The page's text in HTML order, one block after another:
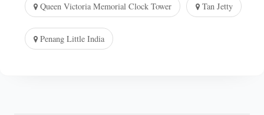
Queen Victoria Memorial Clock Tower Tan Jetty
Penang Little India